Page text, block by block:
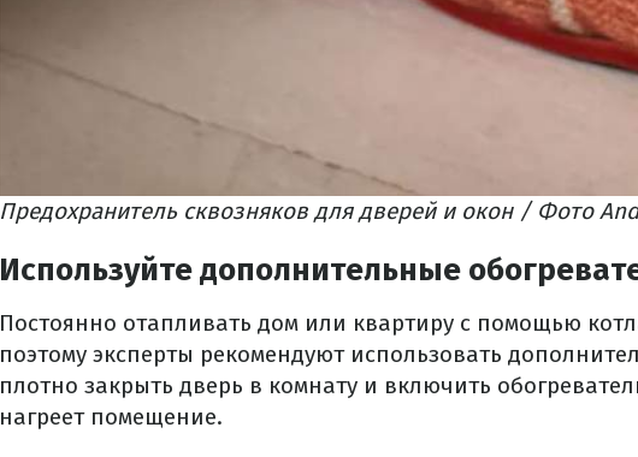
Предохранитель сквозняков для дверей и окон / Фото
Используйте дополнительные
Постоянно отапливать дом или квартиру с помощью
поэтому эксперты рекомендуют использовать
плотно закрыть дверь в комнату и включить
нагреет помещение.